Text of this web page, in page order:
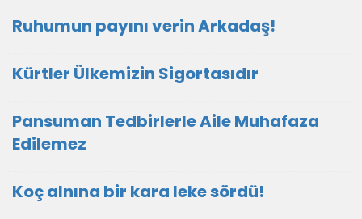
Ruhumun payını verin Arkadaş!
Kürtler Ülkemizin Sigortasıdır
Pansuman Tedbirlerle Aile Muhafaza
Edilemez
Koç alnına bir kara leke sördü!